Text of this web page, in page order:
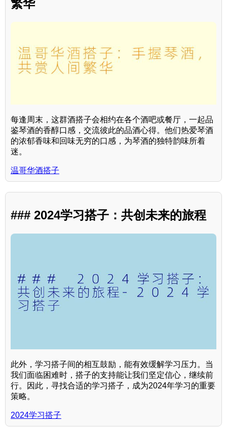
繁华
每逢周末，这群酒搭子会相约在各个酒吧或餐厅，一起品
鉴琴酒的香醇口感，交流彼此的品酒心得。他们热爱琴酒
的浓郁香味和回味无穷的口感，为琴酒的独特韵味所着
迷。
温哥华酒搭子
### 2024学习搭子：共创未来的旅程
此外，学习搭子间的相互鼓励，能有效缓解学习压力。当
我们面临困难时，搭子的支持能让我们坚定信心，继续前
行。因此，寻找合适的学习搭子，成为2024年学习的重要
策略。
2024学习搭子